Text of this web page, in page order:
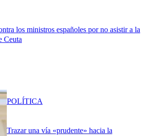
los ministros españoles por no asistir a la
Ceuta
Trazar una vía «prudente» hacia la
POLÍTICA